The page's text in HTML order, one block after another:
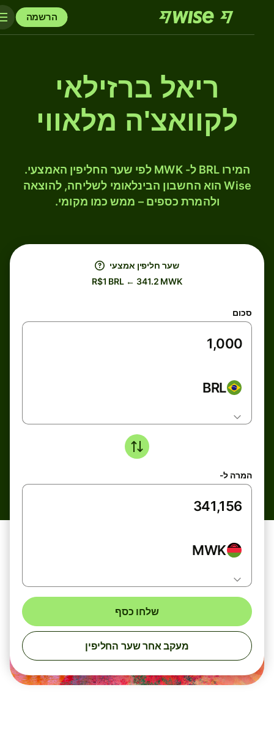
הרשמה
ריאל ברזילאי
לקוואצ'ה מלאווי
המירו BRL ל- MWK לפי שער החליפין האמצעי.
Wise הוא החשבון הבינלאומי לשליחה, להוצאה
ולהמרת כספים – ממש כמו מקומי.
שער חליפין אמצעי
R$1 BRL ← 341.2 MWK
סכום
BRL
המרה ל-
MWK
שלחו כסף
מעקב אחר שער החליפין